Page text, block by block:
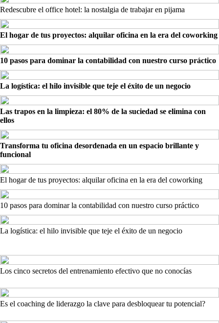
Redescubre el office hotel: la nostalgia de trabajar en pijama
El hogar de tus proyectos: alquilar oficina en la era del coworking
10 pasos para dominar la contabilidad con nuestro curso práctico
La logística: el hilo invisible que teje el éxito de un negocio
Las trapos en la limpieza: el 80% de la suciedad se elimina con
ellos
Transforma tu oficina desordenada en un espacio brillante y
funcional
El hogar de tus proyectos: alquilar oficina en la era del coworking
10 pasos para dominar la contabilidad con nuestro curso práctico
La logística: el hilo invisible que teje el éxito de un negocio
Los cinco secretos del entrenamiento efectivo que no conocías
Es el coaching de liderazgo la clave para desbloquear tu potencial?